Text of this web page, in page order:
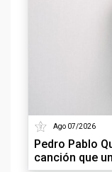
Ago 07/2026
Pedro Pablo
canción que